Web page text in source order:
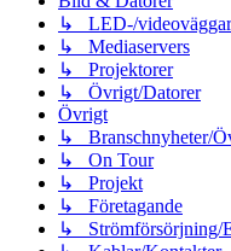
↳ LED-/videoväggar
↳ Mediaservers
↳ Projektorer
↳ Övrigt/Datorer
Övrigt
↳ Branschnyheter/
↳ On Tour
↳ Projekt
↳ Företagande
↳ Strömförsörjning/